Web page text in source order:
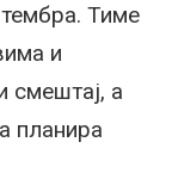
Тиме
и
смештај, а
планира